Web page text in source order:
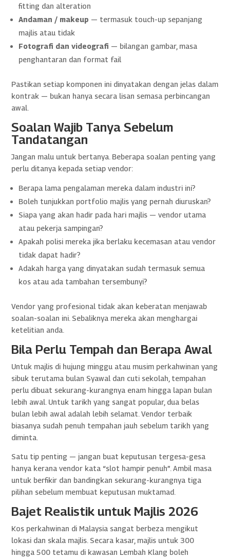
fitting dan alteration
Andaman / makeup — termasuk touch-up sepanjang
majlis atau tidak
Fotografi dan videografi — bilangan gambar, masa
penghantaran dan format fail
Pastikan setiap komponen ini dinyatakan dengan jelas dalam
kontrak — bukan hanya secara lisan semasa perbincangan
awal.
Soalan Wajib Tanya Sebelum
Tandatangan
Jangan malu untuk bertanya. Beberapa soalan penting yang
perlu ditanya kepada setiap vendor:
Berapa lama pengalaman mereka dalam industri ini?
Boleh tunjukkan portfolio majlis yang pernah diuruskan?
Siapa yang akan hadir pada hari majlis — vendor utama
atau pekerja sampingan?
Apakah polisi mereka jika berlaku kecemasan atau vendor
tidak dapat hadir?
Adakah harga yang dinyatakan sudah termasuk semua
kos atau ada tambahan tersembunyi?
Vendor yang profesional tidak akan keberatan menjawab
soalan-soalan ini. Sebaliknya mereka akan menghargai
ketelitian anda.
Bila Perlu Tempah dan Berapa Awal
Untuk majlis di hujung minggu atau musim perkahwinan yang
sibuk terutama bulan Syawal dan cuti sekolah, tempahan
perlu dibuat sekurang-kurangnya enam hingga lapan bulan
lebih awal. Untuk tarikh yang sangat popular, dua belas
bulan lebih awal adalah lebih selamat. Vendor terbaik
biasanya sudah penuh tempahan jauh sebelum tarikh yang
diminta.
Satu tip penting — jangan buat keputusan tergesa-gesa
hanya kerana vendor kata “slot hampir penuh”. Ambil masa
untuk berfikir dan bandingkan sekurang-kurangnya tiga
pilihan sebelum membuat keputusan muktamad.
Bajet Realistik untuk Majlis 2026
Kos perkahwinan di Malaysia sangat berbeza mengikut
lokasi dan skala majlis. Secara kasar, majlis untuk 300
hingga 500 tetamu di kawasan Lembah Klang boleh